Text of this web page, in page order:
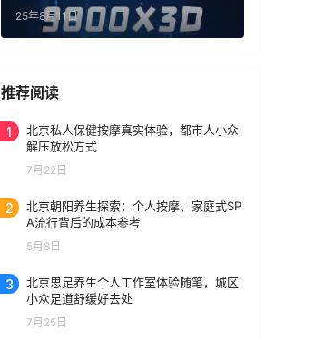
25年8月11日
推荐阅读
1
北京私人保健按摩真实体验，都市人小众
解压放松方式
7月22日
2
北京朝阳养生探索：个人按摩、家庭式SP
A流行背后的成本参考
5月8日
3
北京思足养生个人工作室体验随笔，城区
小众足道舒缓好去处
7月25日